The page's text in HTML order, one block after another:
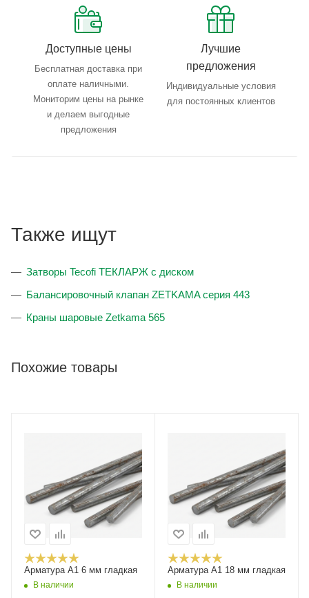
Доступные цены
Бесплатная доставка при
оплате наличными.
Мониторим цены на рынке
и делаем выгодные
предложения
Лучшие
предложения
Индивидуальные условия
для постоянных клиентов
Также ищут
Затворы Tecofi ТЕКЛАРЖ с диском
Балансировочный клапан ZETKAMA серия 443
Краны шаровые Zetkama 565
Похожие товары
Арматура А1 6 мм гладкая
В наличии
Арматура А1 18 мм гладкая
В наличии